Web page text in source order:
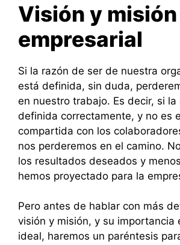
Visión y misión
empresarial
Si la razón de ser de nuestra
está definida, sin duda,
en nuestro trabajo. Es decir, si la
definida correctamente, y no es
compartida con los
nos perderemos en el camino.
los resultados deseados y
hemos proyectado para la
Pero antes de hablar con más
visión y misión, y su importancia
ideal, haremos un paréntesis